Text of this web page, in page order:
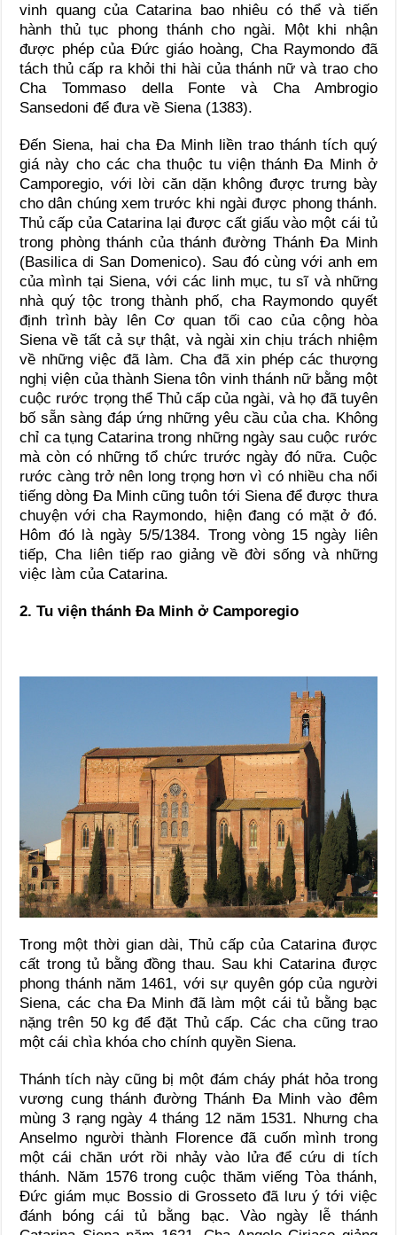
vinh quang của Catarina bao nhiêu có thể và tiến
hành thủ tục phong thánh cho ngài. Một khi nhận
được phép của Đức giáo hoàng, Cha Raymondo đã
tách thủ cấp ra khỏi thi hài của thánh nữ và trao cho
Cha Tommaso della Fonte và Cha Ambrogio
Sansedoni để đưa về Siena (1383).
Đến Siena, hai cha Đa Minh liền trao thánh tích quý
giá này cho các cha thuộc tu viện thánh Đa Minh ở
Camporegio, với lời căn dặn không được trưng bày
cho dân chúng xem trước khi ngài được phong thánh.
Thủ cấp của Catarina lại được cất giấu vào một cái tủ
trong phòng thánh của thánh đường Thánh Đa Minh
(Basilica di San Domenico). Sau đó cùng với anh em
của mình tại Siena, với các linh mục, tu sĩ và những
nhà quý tộc trong thành phố, cha Raymondo quyết
định trình bày lên Cơ quan tối cao của cộng hòa
Siena về tất cả sự thật, và ngài xin chịu trách nhiệm
về những việc đã làm. Cha đã xin phép các thượng
nghị viện của thành Siena tôn vinh thánh nữ bằng một
cuộc rước trọng thể Thủ cấp của ngài, và họ đã tuyên
bố sẵn sàng đáp ứng những yêu cầu của cha. Không
chỉ ca tụng Catarina trong những ngày sau cuộc rước
mà còn có những tổ chức trước ngày đó nữa. Cuộc
rước càng trở nên long trọng hơn vì có nhiều cha nổi
tiếng dòng Đa Minh cũng tuôn tới Siena để được thưa
chuyện với cha Raymondo, hiện đang có mặt ở đó.
Hôm đó là ngày 5/5/1384. Trong vòng 15 ngày liên
tiếp, Cha liên tiếp rao giảng về đời sống và những
việc làm của Catarina.
2. Tu viện thánh Đa Minh ở Camporegio
Trong một thời gian dài, Thủ cấp của Catarina được
cất trong tủ bằng đồng thau. Sau khi Catarina được
phong thánh năm 1461, với sự quyên góp của người
Siena, các cha Đa Minh đã làm một cái tủ bằng bạc
nặng trên 50 kg để đặt Thủ cấp. Các cha cũng trao
một cái chìa khóa cho chính quyền Siena.
Thánh tích này cũng bị một đám cháy phát hỏa trong
vương cung thánh đường Thánh Đa Minh vào đêm
mùng 3 rạng ngày 4 tháng 12 năm 1531. Nhưng cha
Anselmo người thành Florence đã cuốn mình trong
một cái chăn ướt rồi nhảy vào lửa để cứu di tích
thánh. Năm 1576 trong cuộc thăm viếng Tòa thánh,
Đức giám mục Bossio di Grosseto đã lưu ý tới việc
đánh bóng cái tủ bằng bạc. Vào ngày lễ thánh